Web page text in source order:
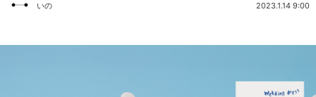
いの 2023.1.14 9:00